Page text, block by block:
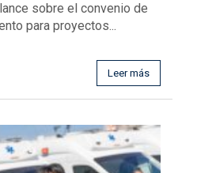
sobre el convenio de
para proyectos...
Leer más